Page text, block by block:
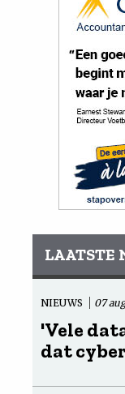
LAATSTE
NIEUWS 07
'Vele
dat